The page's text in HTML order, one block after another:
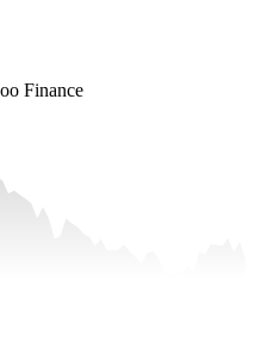
Finance